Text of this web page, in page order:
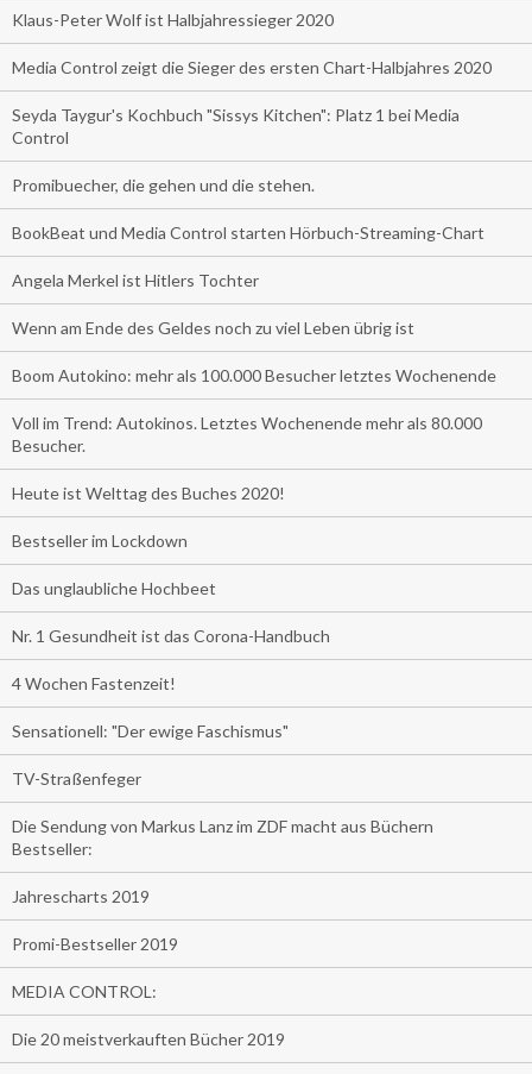
Klaus-Peter Wolf ist Halbjahressieger 2020
Media Control zeigt die Sieger des ersten Chart-Halbjahres 2020
Seyda Taygur's Kochbuch "Sissys Kitchen": Platz 1 bei Media
Control
Promibuecher, die gehen und die stehen.
BookBeat und Media Control starten Hörbuch-Streaming-Chart
Angela Merkel ist Hitlers Tochter
Wenn am Ende des Geldes noch zu viel Leben übrig ist
Boom Autokino: mehr als 100.000 Besucher letztes Wochenende
Voll im Trend: Autokinos. Letztes Wochenende mehr als 80.000
Besucher.
Heute ist Welttag des Buches 2020!
Bestseller im Lockdown
Das unglaubliche Hochbeet
Nr. 1 Gesundheit ist das Corona-Handbuch
4 Wochen Fastenzeit!
Sensationell: "Der ewige Faschismus"
TV-Straßenfeger
Die Sendung von Markus Lanz im ZDF macht aus Büchern
Bestseller:
Jahrescharts 2019
Promi-Bestseller 2019
MEDIA CONTROL:
Die 20 meistverkauften Bücher 2019